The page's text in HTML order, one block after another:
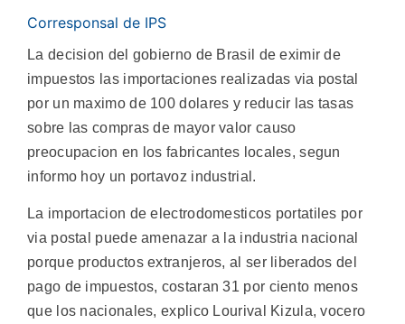
Corresponsal de IPS
La decision del gobierno de Brasil de eximir de
impuestos las importaciones realizadas via postal
por un maximo de 100 dolares y reducir las tasas
sobre las compras de mayor valor causo
preocupacion en los fabricantes locales, segun
informo hoy un portavoz industrial.
La importacion de electrodomesticos portatiles por
via postal puede amenazar a la industria nacional
porque productos extranjeros, al ser liberados del
pago de impuestos, costaran 31 por ciento menos
que los nacionales, explico Lourival Kizula, vocero